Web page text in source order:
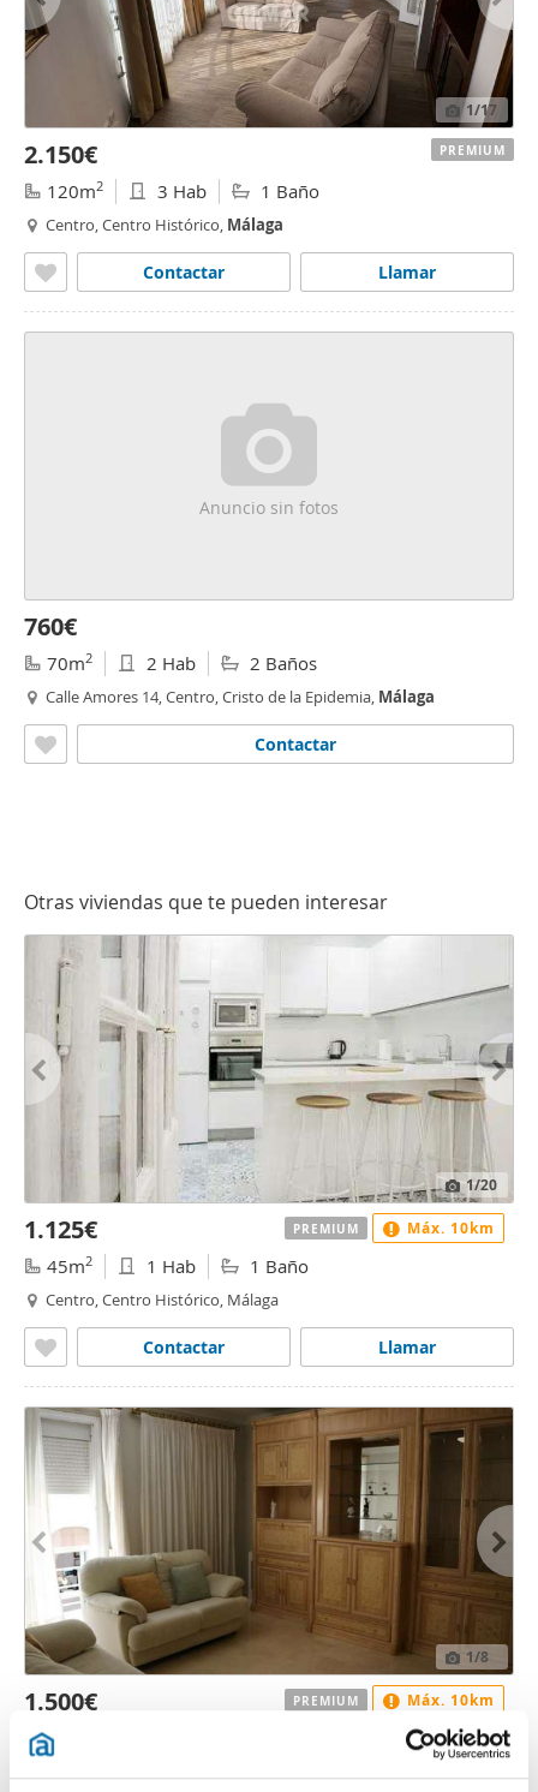
1/17
2.150€
120m2 3 Hab 1 Baño
Centro, Centro Histórico, Málaga
Llamar
Contactar
PREMIUM
Anuncio sin fotos
760€
70m2 2 Hab 2 Baños
Calle Amores 14, Centro, Cristo de la Epidemia, Málaga
Contactar
Otras viviendas que te pueden interesar
1/20
1.125€
45m2 1 Hab 1 Baño
Centro, Centro Histórico, Málaga
Llamar
Contactar
PREMIUM Máx. 10km
1/8
1.500€
85m
PREMIUM Máx. 10km